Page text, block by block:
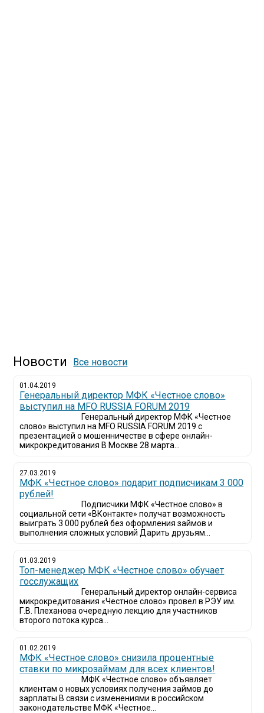
Новости Все новости
01.04.2019
Генеральный директор МФК «Честное слово»
выступил на MFO RUSSIA FORUM 2019
Генеральный директор МФК «Честное
слово» выступил на MFO RUSSIA FORUM 2019 с
презентацией о мошенничестве в сфере онлайн-
микрокредитования В Москве 28 марта...
27.03.2019
МФК «Честное слово» подарит подписчикам 3 000
рублей!
Подписчики МФК «Честное слово» в
социальной сети «ВКонтакте» получат возможность
выиграть 3 000 рублей без оформления займов и
выполнения сложных условий Дарить друзьям...
01.03.2019
Топ-менеджер МФК «Честное слово» обучает
госслужащих
Генеральный директор онлайн-сервиса
микрокредитования «Честное слово» провел в РЭУ им.
Г.В. Плеханова очередную лекцию для участников
второго потока курса...
01.02.2019
МФК «Честное слово» снизила процентные
ставки по микрозаймам для всех клиентов!
МФК «Честное слово» объявляет
клиентам о новых условиях получения займов до
зарплаты В связи с изменениями в российском
законодательстве МФК «Честное...